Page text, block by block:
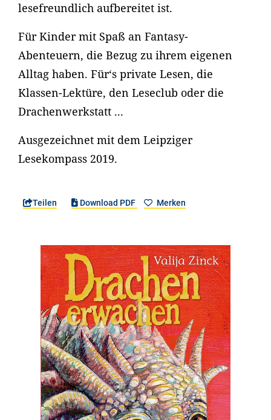
lesefreundlich aufbereitet ist.
Für Kinder mit Spaß an Fantasy-
Abenteuern, die Bezug zu ihrem eigenen
Alltag haben. Für‘s private Lesen, die
Klassen-Lektüre, den Leseclub oder die
Drachenwerkstatt ...
Ausgezeichnet mit dem Leipziger
Lesekompass 2019.
Teilen Download PDF Merken